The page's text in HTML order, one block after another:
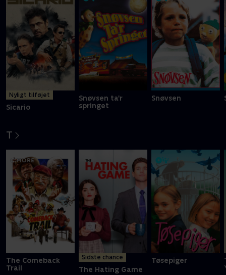
Nyligt tilføjet
Sicario
Snøvsen ta'r
springet
Snøvsen
T
The Comeback
Trail
Sidste chance
The Hating Game
Tøsepiger